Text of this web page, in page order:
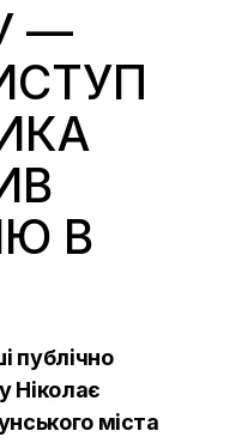
—
В
публічно
Ніколає
міста